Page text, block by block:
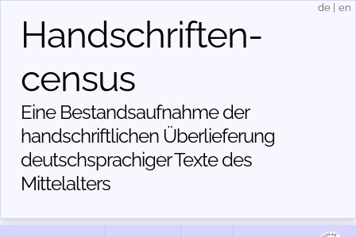
Handschriften­
census
Eine Bestandsaufnahme der
handschriftlichen Über­lieferung
deutschsprachiger Texte des
Mittelalters
de en